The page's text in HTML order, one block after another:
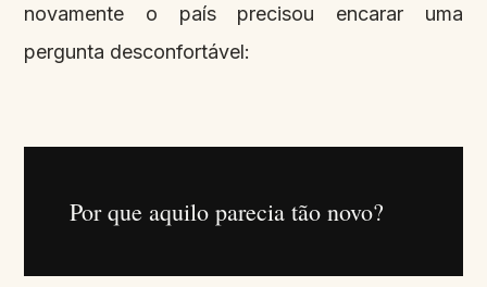
novamente o país precisou encarar uma
pergunta desconfortável:
Por que aquilo parecia tão novo?